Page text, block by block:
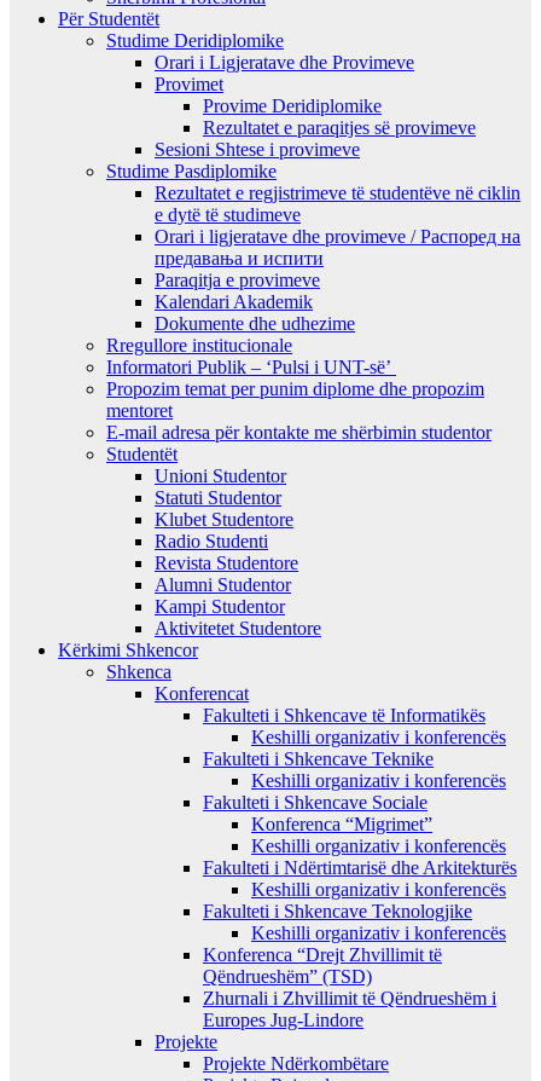
Për Studentët
Studime Deridiplomike
Orari i Ligjeratave dhe Provimeve
Provimet
Provime Deridiplomike
Rezultatet e paraqitjes së provimeve
Sesioni Shtese i provimeve
Studime Pasdiplomike
Rezultatet e regjistrimeve të studentëve në ciklin
e dytë të studimeve
Orari i ligjeratave dhe provimeve / Распоред на
предавањa и испити
Paraqitja e provimeve
Kalendari Akademik
Dokumente dhe udhezime
Rregullore institucionale
Informatori Publik – ‘Pulsi i UNT-së’
Propozim temat per punim diplome dhe propozim
mentoret
E-mail adresa për kontakte me shërbimin studentor
Studentët
Unioni Studentor
Statuti Studentor
Klubet Studentore
Radio Studenti
Revista Studentore
Alumni Studentor
Kampi Studentor
Aktivitetet Studentore
Kërkimi Shkencor
Shkenca
Konferencat
Fakulteti i Shkencave të Informatikës
Keshilli organizativ i konferencës
Fakulteti i Shkencave Teknike
Keshilli organizativ i konferencës
Fakulteti i Shkencave Sociale
Konferenca “Migrimet”
Keshilli organizativ i konferencës
Fakulteti i Ndërtimtarisë dhe Arkitekturës
Keshilli organizativ i konferencës
Fakulteti i Shkencave Teknologjike
Keshilli organizativ i konferencës
Konferenca “Drejt Zhvillimit të
Qëndrueshëm” (TSD)
Zhurnali i Zhvillimit të Qëndrueshëm i
Europes Jug-Lindore
Projekte
Projekte Ndërkombëtare